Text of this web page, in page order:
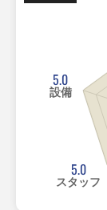
5.0
スタッフ
5.0
設備